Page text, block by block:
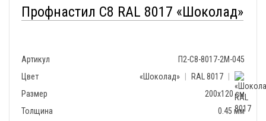
Профнастил С8 RAL 8017 «Шоколад»
Артикул
П2-С8-8017-2М-045
Цвет
«Шоколад» RAL 8017
Размер
200х120 см
Толщина
0.45 мм